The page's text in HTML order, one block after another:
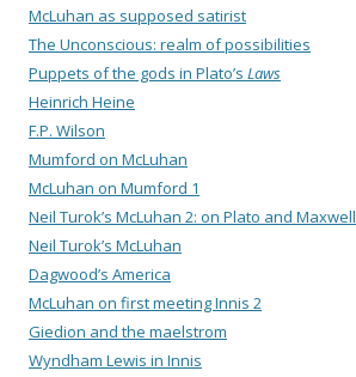
McLuhan as supposed satirist
The Unconscious: realm of possibilities
Puppets of the gods in Plato’s Laws
Heinrich Heine
F.P. Wilson
Mumford on McLuhan
McLuhan on Mumford 1
Neil Turok’s McLuhan 2: on Plato and Maxwell
Neil Turok’s McLuhan
Dagwood’s America
McLuhan on first meeting Innis 2
Giedion and the maelstrom
Wyndham Lewis in Innis